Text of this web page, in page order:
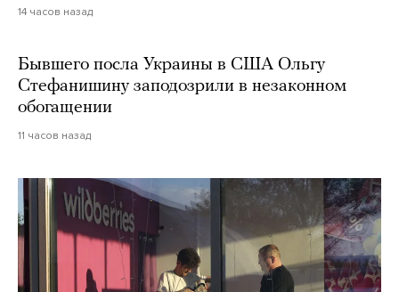
14 часов назад
Бывшего посла Украины в США Ольгу
Стефанишину заподозрили в незаконном
обогащении
11 часов назад